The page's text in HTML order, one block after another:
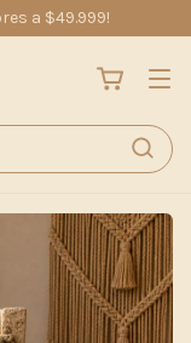
a $49.999!